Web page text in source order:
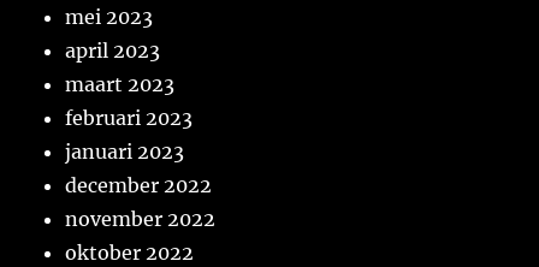
mei 2023
april 2023
maart 2023
februari 2023
januari 2023
december 2022
november 2022
oktober 2022